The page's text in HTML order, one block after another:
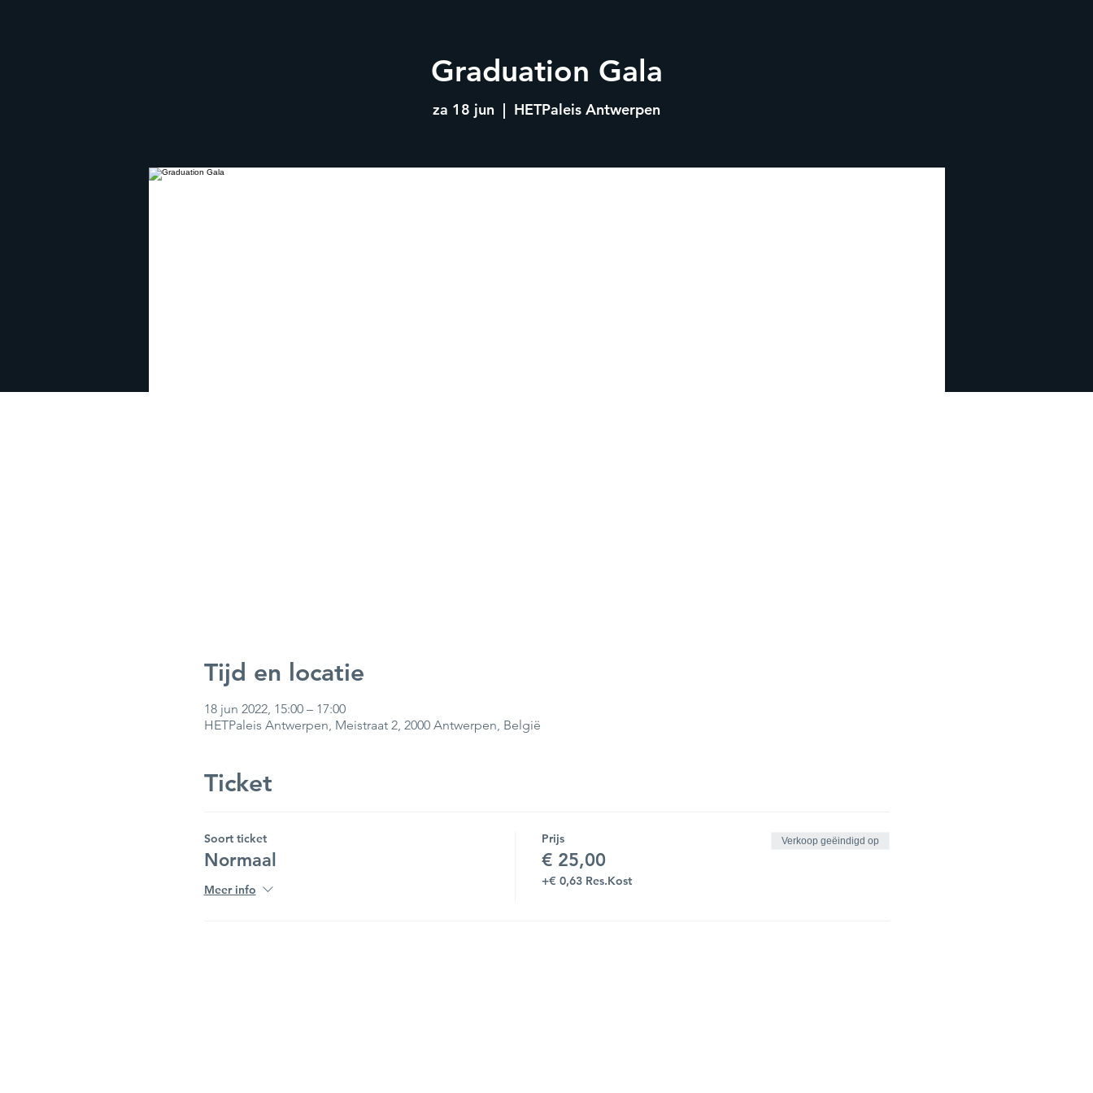
Graduation Gala
za 18 jun
  |
HETPaleis Antwerpen
Tijd en locatie
18 jun 2022, 15:00 – 17:00
HETPaleis Antwerpen, Meistraat 2, 2000 Antwerpen, België
Ticket
Soort ticket
Normaal
Meer info
Prijs
€ 25,00
+€ 0,63 Res.Kost
Verkoop geëindigd op